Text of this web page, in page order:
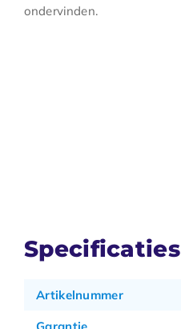
ondervinden.
Specificaties
Artikelnummer
Garantie